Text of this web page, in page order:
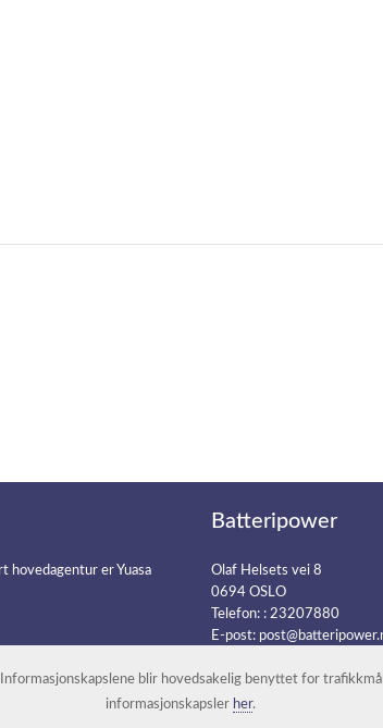
hovedagentur er Yuasa
Batteripower
Olaf Helsets vei 8
0694 OSLO
Telefon: : 23207880
E-post:
blir hovedsakelig benyttet for
informasjonskapsler her.